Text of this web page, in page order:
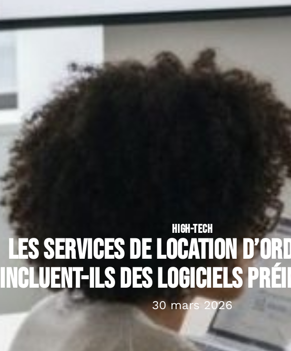
HIGH-TECH
Les services de location
incluent-ils des logiciels
30 mars 2026